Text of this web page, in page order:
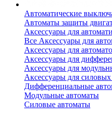
Автоматические
Автоматы защиты
Аксессуары для
Все Аксессуары для
Аксессуары для
Аксессуары для
Аксессуары для
Аксессуары для силовых
Дифференциальные
Модульные автоматы
Силовые автоматы